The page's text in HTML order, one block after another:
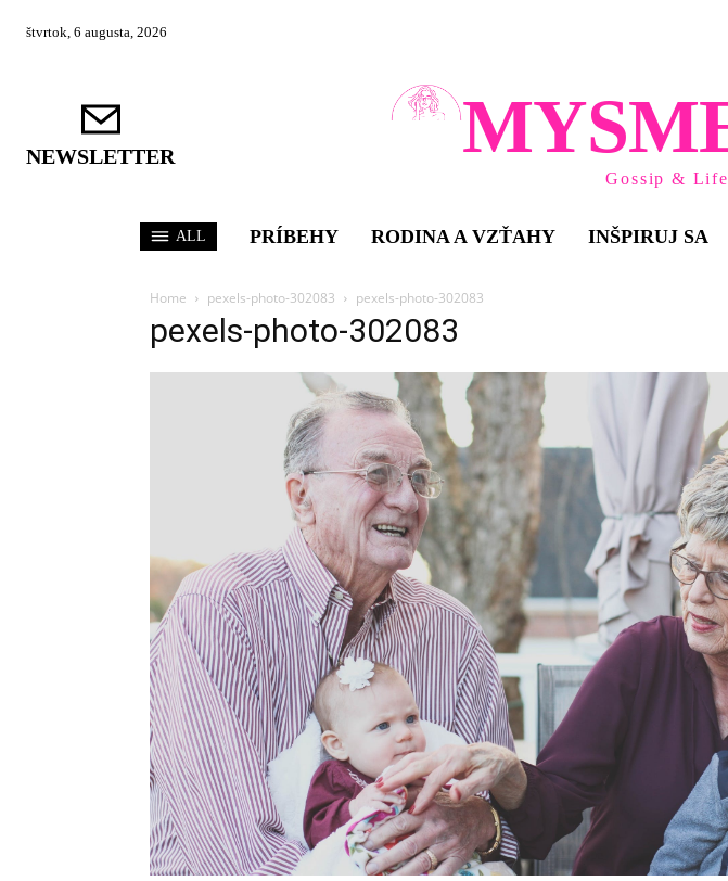
štvrtok, 6 augusta, 2026
NEWSLETTER
Gossip &
ALL PRÍBEHY RODINA A VZŤAHY INŠPIRUJ SA
Home pexels-photo-302083 pexels-photo-302083
pexels-photo-302083